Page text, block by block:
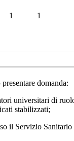
1 1
domanda:
universitari di
stabilizzati;
il Servizio